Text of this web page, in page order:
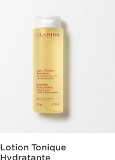
Lotion Tonique
Hydratante